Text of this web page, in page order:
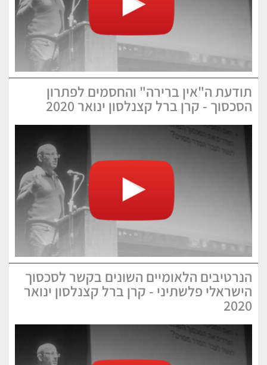
תודעת ה"אין ברירה" והחסמים לפתרון
הסכסוך - קרן ברל קצנלסון ינואר 2020
הנרטיבים הלאומיים השונים בקשר לסכסוך
הישראלי פלשתיני - קרן ברל קצנלסון ינואר
2020